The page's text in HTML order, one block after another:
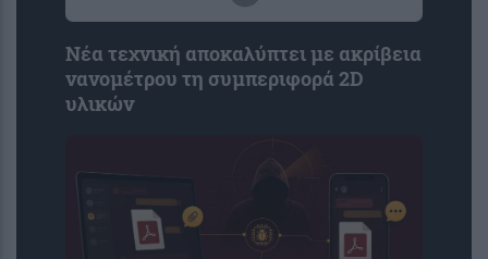
Νέα τεχνική αποκαλύπτει με ακρίβεια
νανομέτρου τη συμπεριφορά 2D
υλικών